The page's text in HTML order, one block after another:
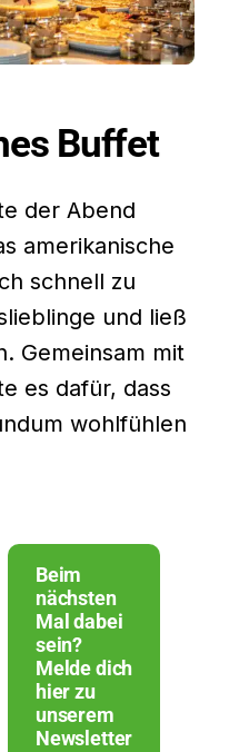
Buffet
der Abend
amerikanische
schnell zu
und ließ
Gemeinsam mit
es dafür, dass
wohlfühlen
Beim
nächsten
Mal dabei
sein?
Melde dich
hier zu
unserem
Newsletter